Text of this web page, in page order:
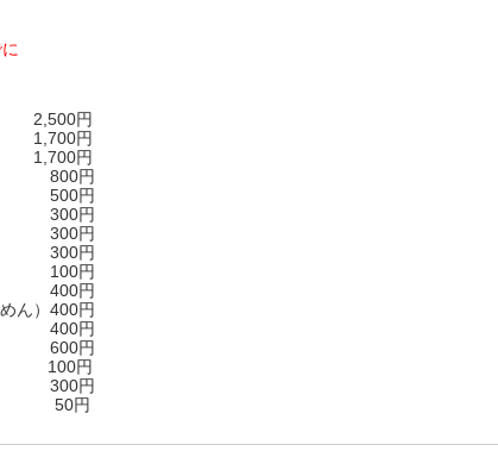
円
円
円
円
500円
円
円
300円
円
400円
ん）400円
400円
円
円
円
円